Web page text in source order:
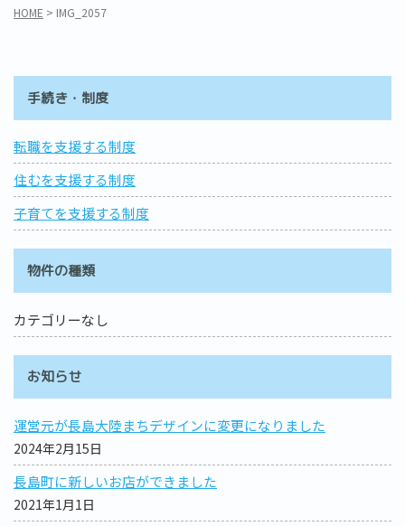
HOME > IMG_2057
手続き・制度
転職を支援する制度
住むを支援する制度
子育てを支援する制度
物件の種類
カテゴリーなし
お知らせ
運営元が長島大陸まちデザインに変更になりました
2024年2月15日
長島町に新しいお店ができました
2021年1月1日